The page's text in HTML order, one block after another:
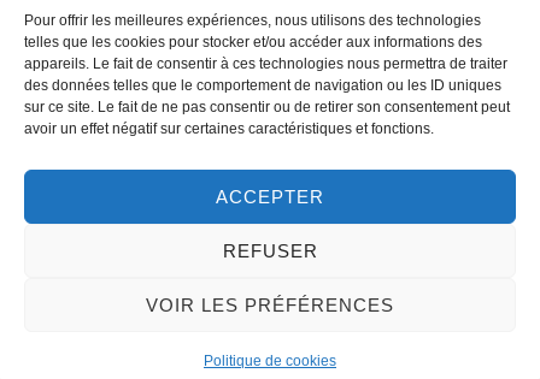
Pour offrir les meilleures expériences, nous utilisons des technologies
telles que les cookies pour stocker et/ou accéder aux informations des
appareils. Le fait de consentir à ces technologies nous permettra de traiter
des données telles que le comportement de navigation ou les ID uniques
sur ce site. Le fait de ne pas consentir ou de retirer son consentement peut
avoir un effet négatif sur certaines caractéristiques et fonctions.
ACCEPTER
REFUSER
VOIR LES PRÉFÉRENCES
Politique de cookies
Mairie de Meung-sur-Loire
Mairie,
32 rue du Général de Gaulle,
45130 Meung-sur-Loire
mairie@meung-sur-loire.com
Horaires d'ouverture
9h00 à 12h30 & 13h30 à 18h00
Mardi :14h00 à 17h30